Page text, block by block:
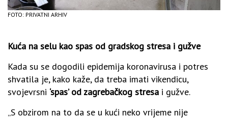
FOTO: PRIVATNI ARHIV
Kuća na selu kao spas od gradskog stresa i gužve
Kada su se dogodili epidemija koronavirusa i potres
shvatila je, kako kaže, da treba imati vikendicu,
svojevrsni ‘spas’ od zagrebačkog stresa i gužve.
„S obzirom na to da se u kući neko vrijeme nije